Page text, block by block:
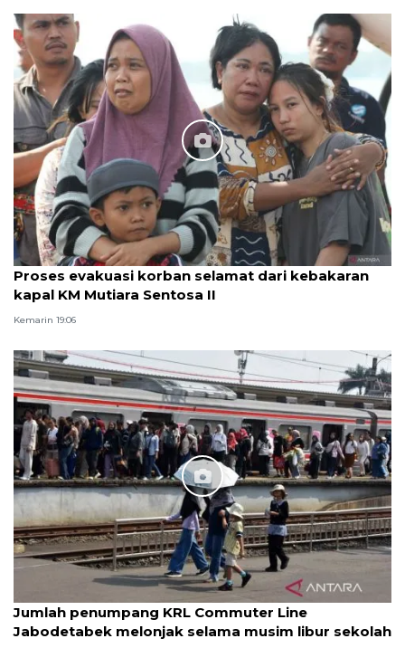
Proses evakuasi korban selamat dari kebakaran
kapal KM Mutiara Sentosa II
Kemarin 19:06
Jumlah penumpang KRL Commuter Line
Jabodetabek melonjak selama musim libur sekolah